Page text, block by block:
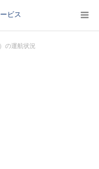
ビス
の運航状況